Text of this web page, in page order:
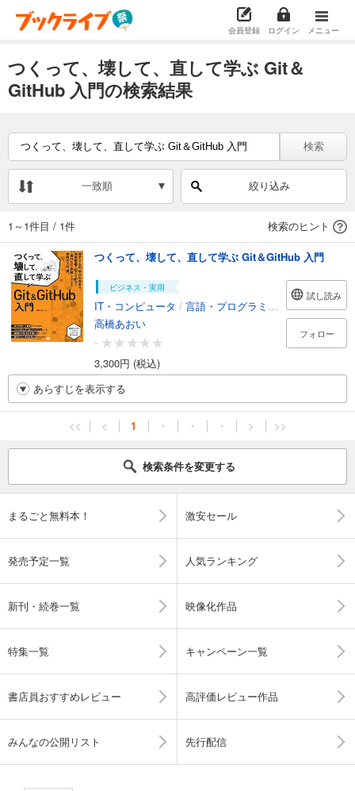
会員登録 ログイン メニュー
つくって、壊して、直して学ぶ Git＆
GitHub 入門の検索結果
検索
一致順 絞り込み
1～1件目 / 1件 検索のヒント
つくって、壊して、直して学ぶ Git＆GitHub 入門
ビジネス・実用
IT・コンピュータ / 言語・プログラミング
高橋あおい
-
3,300円 (税込)
試し読み
フォロー
あらすじを表示する
<< < 1 ・ ・ ・ > >>
検索条件を変更する
まるごと無料本！ 激安セール
発売予定一覧 人気ランキング
新刊・続巻一覧 映像化作品
特集一覧 キャンペーン一覧
書店員おすすめレビュー 高評価レビュー作品
みんなの公開リスト 先行配信